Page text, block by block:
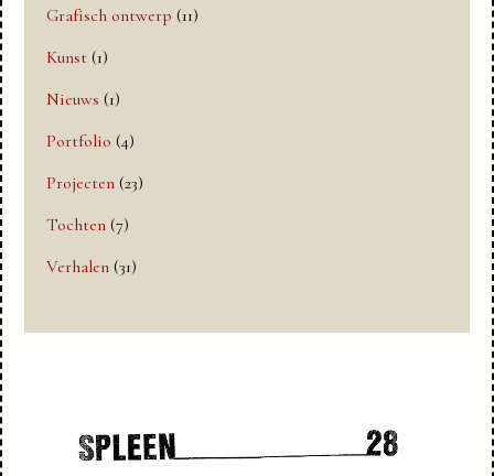
Grafisch ontwerp (11)
Kunst (1)
Nieuws (1)
Portfolio (4)
Projecten (23)
Tochten (7)
Verhalen (31)